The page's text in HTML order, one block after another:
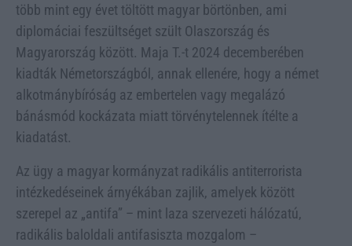
több mint egy évet töltött magyar börtönben, ami
diplomáciai feszültséget szült Olaszország és
Magyarország között. Maja T.-t 2024 decemberében
kiadták Németországból, annak ellenére, hogy a német
alkotmánybíróság az embertelen vagy megalázó
bánásmód kockázata miatt törvénytelennek ítélte a
kiadatást.
Az ügy a magyar kormányzat radikális antiterrorista
intézkedéseinek árnyékában zajlik, amelyek között
szerepel az „antifa” – mint laza szervezeti hálózatú,
radikális baloldali antifasiszta mozgalom –